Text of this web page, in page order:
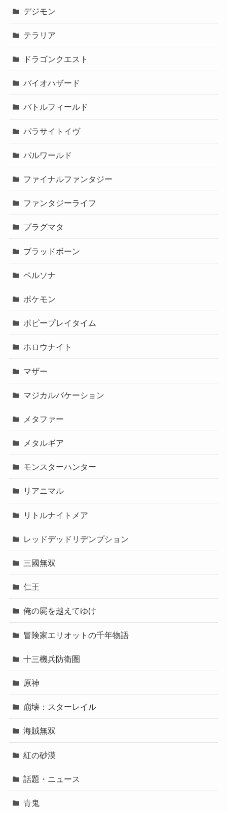
デジモン
テラリア
ドラゴンクエスト
バイオハザード
バトルフィールド
パラサイトイヴ
パルワールド
ファイナルファンタジー
ファンタジーライフ
プラグマタ
ブラッドボーン
ペルソナ
ポケモン
ポピープレイタイム
ホロウナイト
マザー
マジカルバケーション
メタファー
メタルギア
モンスターハンター
リアニマル
リトルナイトメア
レッドデッドリデンプション
三國無双
仁王
俺の屍を越えてゆけ
冒険家エリオットの千年物語
十三機兵防衛圏
原神
崩壊：スターレイル
海賊無双
紅の砂漠
話題・ニュース
青鬼